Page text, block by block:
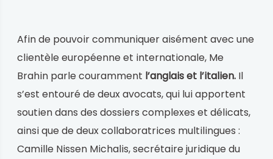
Afin de pouvoir communiquer aisément avec une
clientèle européenne et internationale, Me
Brahin parle couramment l’anglais et l’italien. Il
s’est entouré de deux avocats, qui lui apportent
soutien dans des dossiers complexes et délicats,
ainsi que de deux collaboratrices multilingues :
Camille Nissen Michalis, secrétaire juridique du